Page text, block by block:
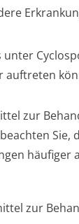
unter
auftreten
zur
Sie,
häufiger
zur